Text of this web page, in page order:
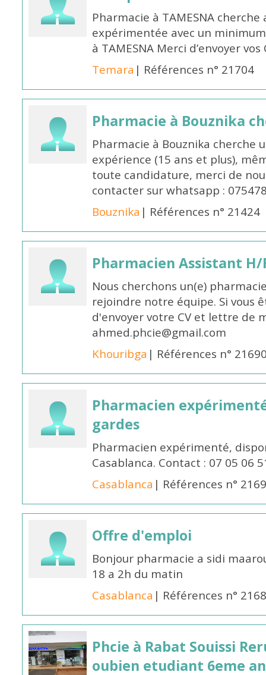
Pharmacie à TAMESNA
expérimentée avec un
à TAMESNA Merci d’envoyer
Temara | Références n° 21704
Pharmacie à Bouznika
Pharmacie à Bouznika cherche
expérience (15 ans et plus),
toute candidature, merci de
contacter sur whatsapp :
Bouznika | Références n° 21424
Pharmacien Assistant
Nous cherchons un(e)
rejoindre notre équipe. Si vous
d'envoyer votre CV et lettre de
ahmed.phcie@gmail.com
Khouribga | Références n°
Pharmacien
gardes
Pharmacien expérimenté,
Casablanca. Contact : 07 05 06
Casablanca | Références n°
Offre d'emploi
Bonjour pharmacie a sidi
18 a 2h du matin
Casablanca | Références n°
Phcie à Rabat Souissi
oubien etudiant 6eme